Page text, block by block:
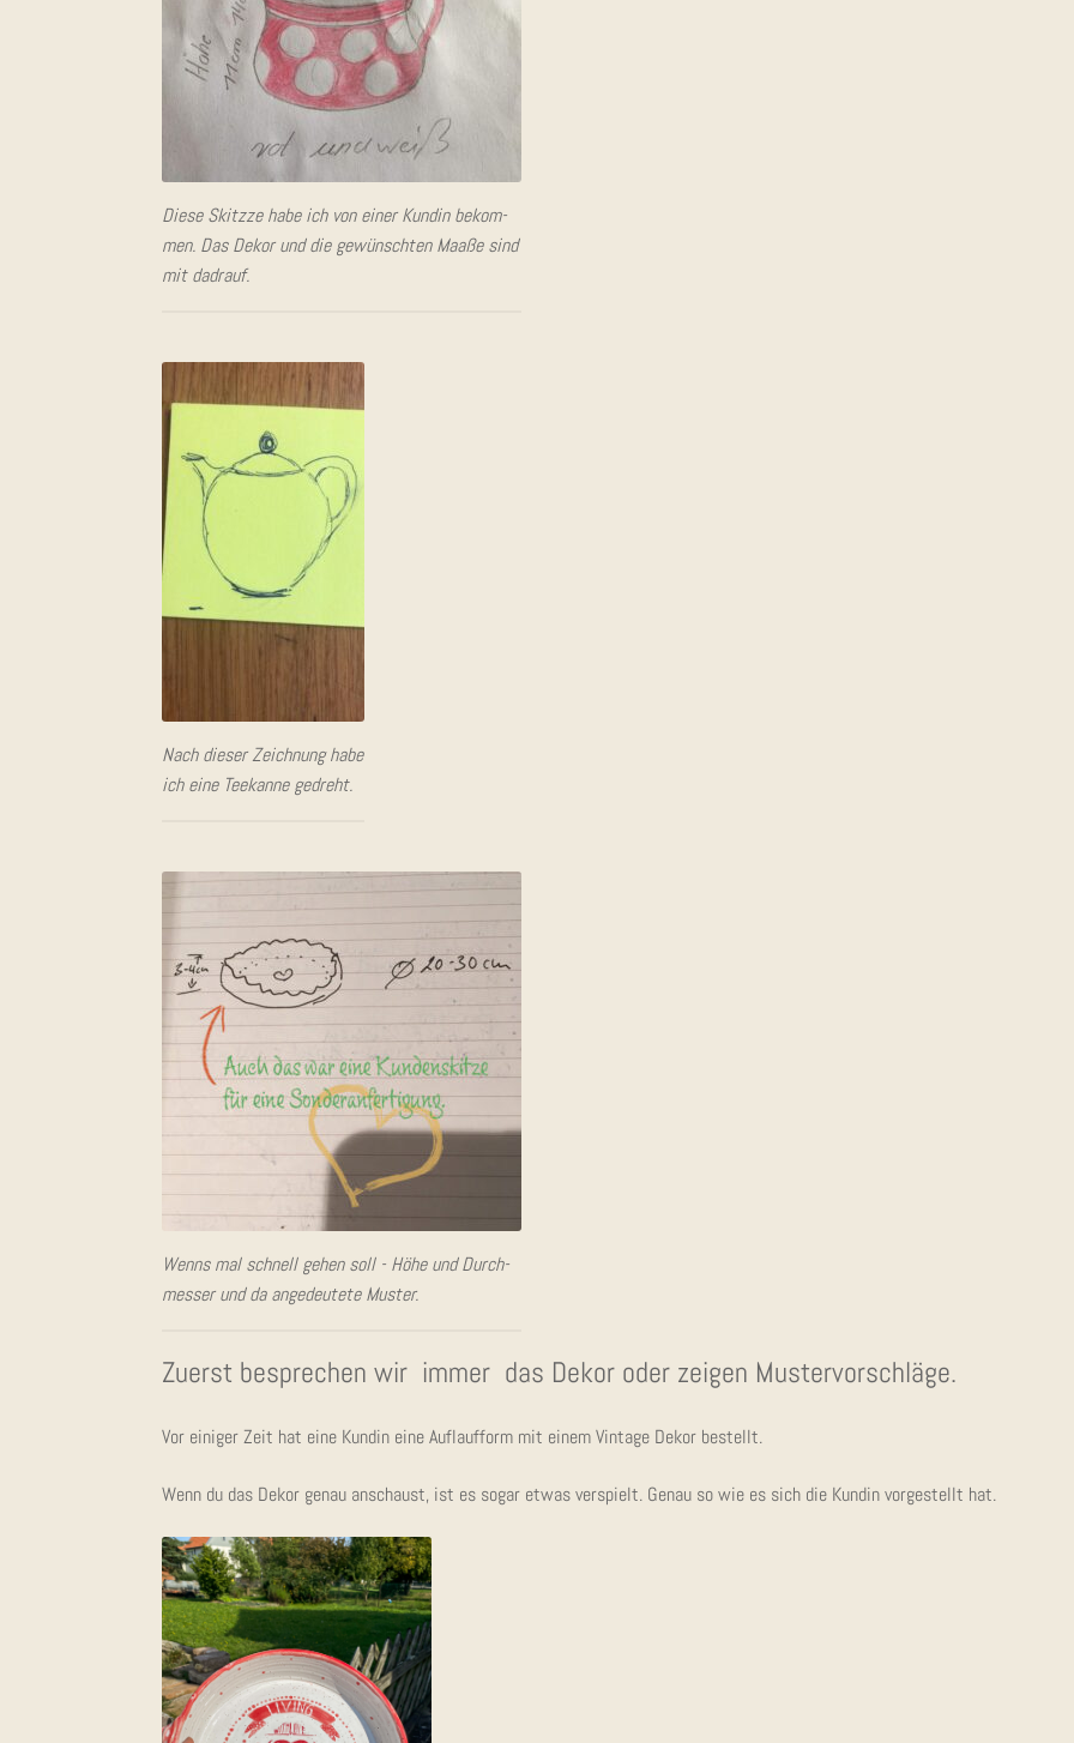
Die­se Skitz­ze habe ich von einer Kun­din bekom­
men. Das Dekor und die gewünsch­ten Maa­ße sind
mit dadrauf.
Nach die­ser Zeich­nung habe
ich eine Tee­kan­ne gedreht.
Wenns mal schnell gehen soll - Höhe und Durch­
mes­ser und da ange­deu­te­te Muster.
Zuerst bespre­chen wir immer das Dekor oder zei­gen Mustervorschläge.
Vor eini­ger Zeit hat eine Kun­din eine Auf­lauf­form mit einem Vin­ta­ge Dekor bestellt.
Wenn du das Dekor genau anschaust, ist es sogar etwas ver­spielt. Genau so wie es sich die Kun­din vor­ge­stellt hat.